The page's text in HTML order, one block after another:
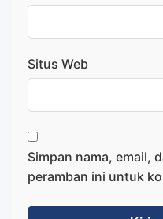
Situs Web
Simpan nama, email,
peramban ini untuk